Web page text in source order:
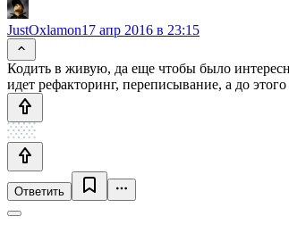
JustOxlamon17 апр 2016 в 23:15
Кодить в живую, да еще чтобы было
идет рефакторинг, переписывание, а до
Ответить